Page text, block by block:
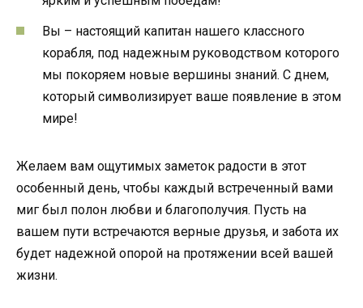
Вы – настоящий капитан нашего классного
корабля, под надежным руководством которого
мы покоряем новые вершины знаний. С днем,
который символизирует ваше появление в этом
мире!
Желаем вам ощутимых заметок радости в этот
особенный день, чтобы каждый встреченный вами
миг был полон любви и благополучия. Пусть на
вашем пути встречаются верные друзья, и забота их
будет надежной опорой на протяжении всей вашей
жизни.